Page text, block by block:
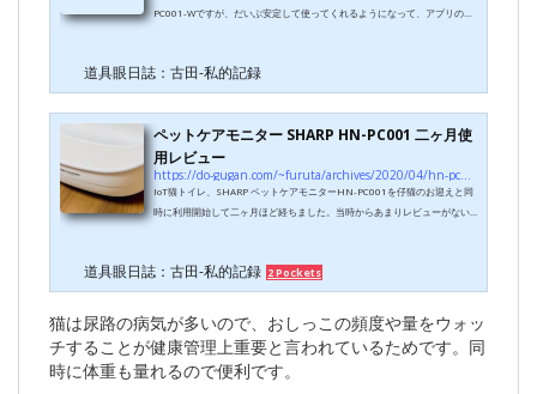
PC001-Wですが、だいぶ安定して使ってくれるようになって、アプリの動
登録についてですが、1アカウント1デバイスのみのようです。私はiPhone
とAndroidの2台持ちなのですが片方でログインするともう片方では強制ロ
グアウトされてしまいました。家族がそれぞれのスマホでチェックした場
合は、家族分のSHARPのCOCOR...
道具眼日誌：古田-私的記録
ペットケアモニター SHARP HN-PC001 二ヶ月使
用レビュー
https://do-gugan.com/~furuta/archives/2020/04/hn-pc001-2.html
IoT猫トイレ、SHARP ペットケアモニターHN-PC001を仔猫のお迎えと同
時に利用開始して二ヶ月ほど経ちました。当時からあまりレビューがない
時刻、滞在時間 猫の体重 おしっこの量をクラウドに記録してくれて、異常
な変化があった場合にお知らせしてくれる、というものです。猫は尿路系
の疾患にかかりやすいのですがなかなか飼い主は気付けません。トイレに
頻繁に出入りしているのに排尿してい...
道具眼日誌：古田-私的記録 2 Pockets
猫は尿路の病気が多いので、おしっこの頻度や量をウォッ
チすることが健康管理上重要と言われているためです。同
時に体重も量れるので便利です。